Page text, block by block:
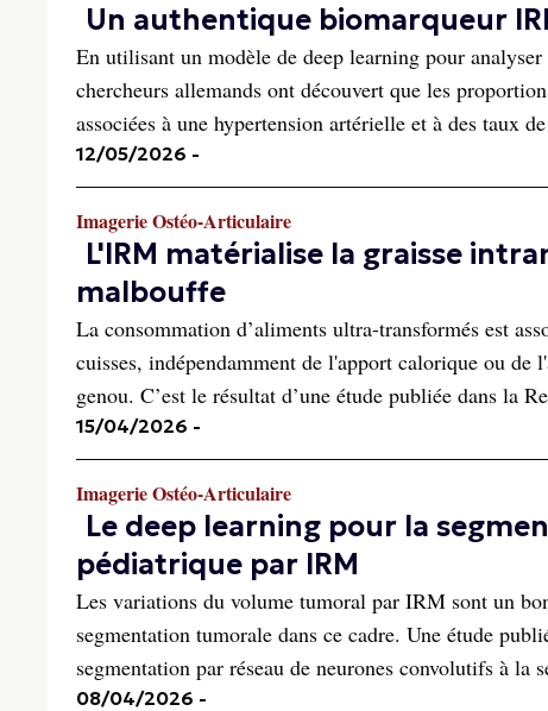
Un authentique biomarqueur
En utilisant un modèle de deep learning pour
chercheurs allemands ont découvert que les
associées à une hypertension artérielle et à des taux
12/05/2026 -
Imagerie Ostéo-Articulaire
L'IRM matérialise la graisse
malbouffe
La consommation d’aliments ultra-transformés est
cuisses, indépendamment de l'apport calorique ou
genou. C’est le résultat d’une étude publiée dans la
15/04/2026 -
Imagerie Ostéo-Articulaire
Le deep learning pour la
pédiatrique par IRM
Les variations du volume tumoral par IRM sont un
segmentation tumorale dans ce cadre. Une étude
segmentation par réseau de neurones convolutifs à la
08/04/2026 -